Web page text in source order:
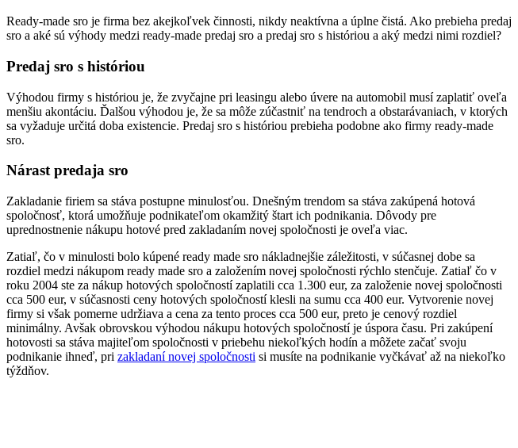
Ready-made sro je firma bez akejkoľvek činnosti, nikdy neaktívna a úplne čistá. Ako prebieha predaj
sro a aké sú výhody medzi ready-made predaj sro a predaj sro s históriou a aký medzi nimi rozdiel?
Predaj sro s históriou
Výhodou firmy s históriou je, že zvyčajne pri leasingu alebo úvere na automobil musí zaplatiť oveľa
menšiu akontáciu. Ďalšou výhodou je, že sa môže zúčastniť na tendroch a obstarávaniach, v ktorých
sa vyžaduje určitá doba existencie. Predaj sro s históriou prebieha podobne ako firmy ready-made
sro.
Nárast predaja sro
Zakladanie firiem sa stáva postupne minulosťou. Dnešným trendom sa stáva zakúpená hotová
spoločnosť, ktorá umožňuje podnikateľom okamžitý štart ich podnikania. Dôvody pre
uprednostnenie nákupu hotové pred zakladaním novej spoločnosti je oveľa viac.
Zatiaľ, čo v minulosti bolo kúpené ready made sro nákladnejšie záležitosti, v súčasnej dobe sa
rozdiel medzi nákupom ready made sro a založením novej spoločnosti rýchlo stenčuje. Zatiaľ čo v
roku 2004 ste za nákup hotových spoločností zaplatili cca 1.300 eur, za založenie novej spoločnosti
cca 500 eur, v súčasnosti ceny hotových spoločností klesli na sumu cca 400 eur. Vytvorenie novej
firmy si však pomerne udržiava a cena za tento proces cca 500 eur, preto je cenový rozdiel
minimálny. Avšak obrovskou výhodou nákupu hotových spoločností je úspora času. Pri zakúpení
hotovosti sa stáva majiteľom spoločnosti v priebehu niekoľkých hodín a môžete začať svoju
podnikanie ihneď, pri zakladaní novej spoločnosti si musíte na podnikanie vyčkávať až na niekoľko
týždňov.